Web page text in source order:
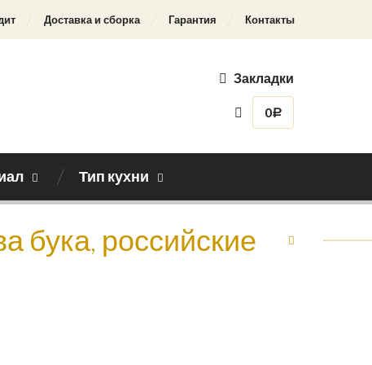
Доставка и сборка Гарантия Контакты
Закладки
0Р
Тип кухни
бука, российские
Назад к каталогу